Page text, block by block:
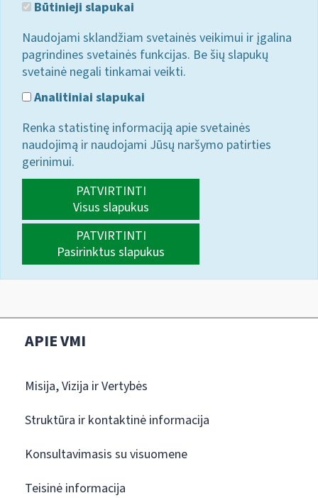
Būtinieji slapukai
Naudojami sklandžiam svetainės veikimui ir įgalina
pagrindines svetainės funkcijas. Be šių slapukų
svetainė negali tinkamai veikti.
Analitiniai slapukai
Renka statistinę informaciją apie svetainės
naudojimą ir naudojami Jūsų naršymo patirties
gerinimui.
PATVIRTINTI
Visus slapukus
PATVIRTINTI
Pasirinktus slapukus
APIE VMI
Misija, Vizija ir Vertybės
Struktūra ir kontaktinė informacija
Konsultavimasis su visuomene
Teisinė informacija